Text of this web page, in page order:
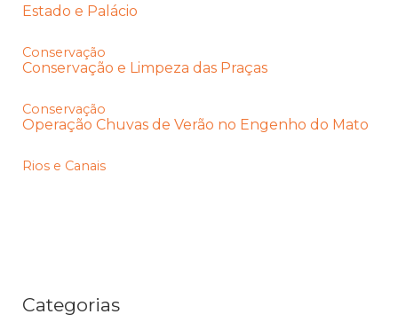
Estado e Palácio
Conservação
Conservação e Limpeza das Praças
Conservação
Operação Chuvas de Verão no Engenho do Mato
Rios e Canais
Categorias